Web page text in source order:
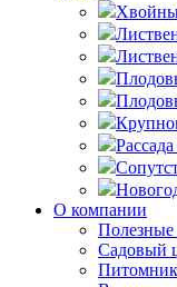
О компании
Полезные
Садовый
Питомник